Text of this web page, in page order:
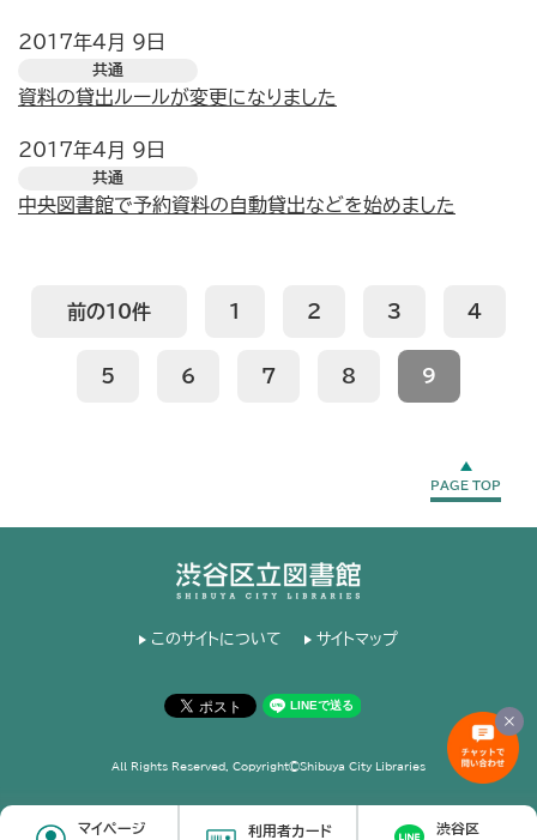
2017年4月 9日
共通
資料の貸出ルールが変更になりました
2017年4月 9日
共通
中央図書館で予約資料の自動貸出などを始めました
前の10件 1 2 3 4
5 6 7 8 9
PAGE TOP
このサイトについて サイトマップ
All Rights Reserved, Copyright©Shibuya City Libraries
マイページ 利用者カード 渋谷区